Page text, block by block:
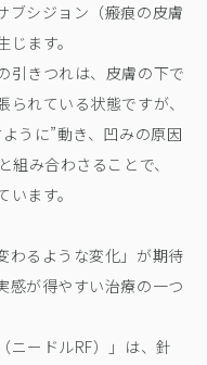
ブシジョン（瘢痕の皮膚
ます。
引きつれは、皮膚の下で
れている状態ですが、
うに”動き、凹みの原因
組み合わさることで、
ます。
わるような変化」が期待
感が得やすい治療の一つ
ニードルRF）」は、針